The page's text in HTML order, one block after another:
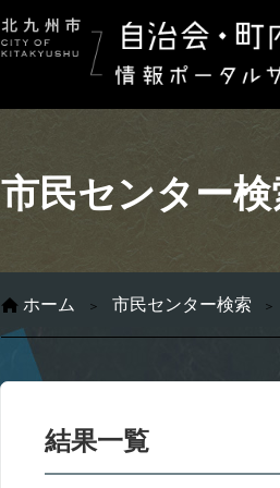
市民センター検
ホーム 市民センター検索
結果一覧